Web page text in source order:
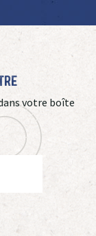
votre boîte